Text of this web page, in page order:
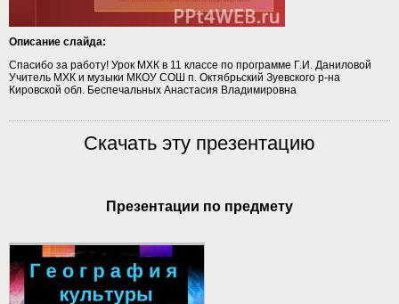
Описание слайда:
Спасибо за работу! Урок МХК в 11 классе по программе Г.И. Даниловой
Учитель МХК и музыки МКОУ СОШ п. Октябрьский Зуевского р-на
Кировской обл. Беспечальных Анастасия Владимировна
Скачать эту презентацию
Презентации по предмету